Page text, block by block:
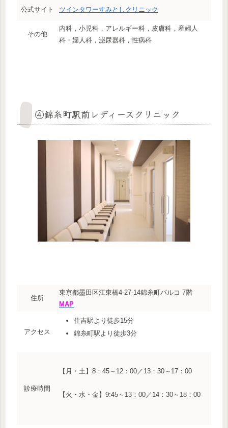
公式サイト ツインタワーすみとしクリニック
その他
内科，小児科，アレルギー科，皮膚科，産婦人
科・婦人科，泌尿器科，性病科
④錦糸町駅前レディースクリニック
住所
東京都墨田区江東橋4-27-14錦糸町パルコ 7階
MAP
アクセス
住吉駅より徒歩15分
錦糸町駅より徒歩3分
診療時間
【月・土】8：45～12：00／13：30～17：00
【火・水・金】9:45～13：00／14：30～18：00